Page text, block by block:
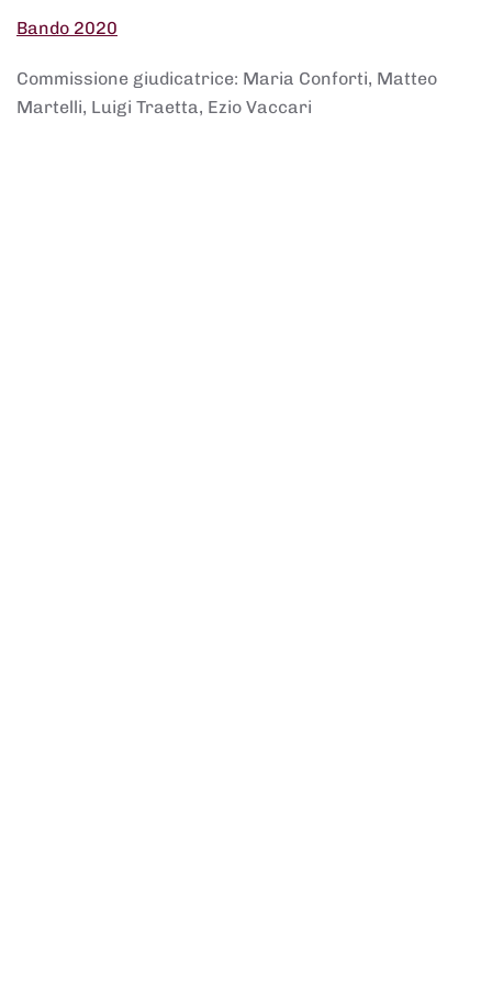
Bando 2020
Commissione giudicatrice: Maria Conforti, Matteo
Martelli, Luigi Traetta, Ezio Vaccari